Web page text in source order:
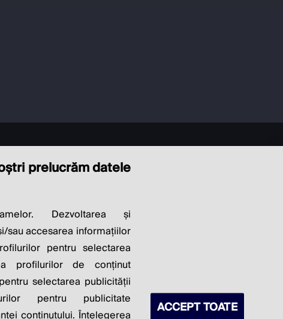
OF
PROFITS.
prelucrăm datele
Dezvoltarea și
sau accesarea informațiilor
pentru selectarea
profilurilor de conținut
selectarea publicității
pentru publicitate
conținutului. Înțelegerea
ACCEPT TOATE